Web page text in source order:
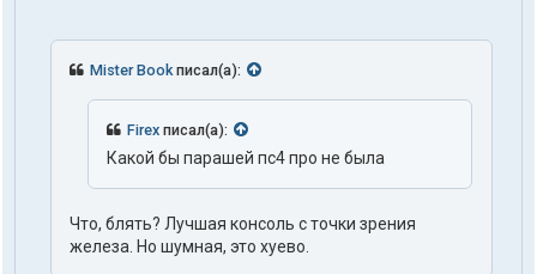
Mister Bookписал(а):
Firex писал(а):
Какой бы парашей пс4 про не была
Что, блять? Лучшая консоль с точки зрения
железа. Но шумная, это хуево.